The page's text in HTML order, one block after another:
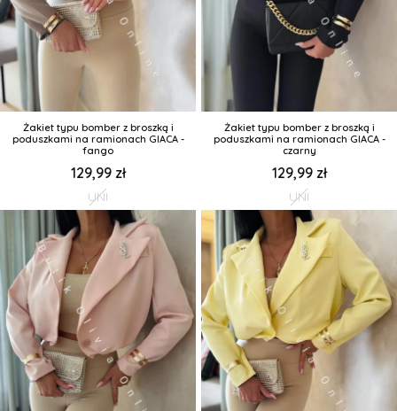
Żakiet typu bomber z broszką i
poduszkami na ramionach GIACA -
fango
129,99 zł
UNI
Żakiet typu bomber z broszką i
poduszkami na ramionach GIACA -
czarny
129,99 zł
UNI